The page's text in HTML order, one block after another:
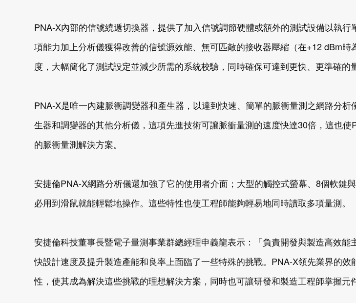
PNA-X內部的信號繞遞切換器，提供了加入信號調節硬體或額外的測試設備以執行
項能力加上分析儀獲得改善的信號源效能、無可匹敵的接收器壓縮（在+12 dBm時
度，大幅簡化了測試設定並減少所需的系統校驗，同時確保可達到更快、更準確的
PNA-X是唯一內建脈衝調變器和產生器，以達到快速、簡單的脈衝量測之網路分析
生器和調變器的其他分析儀，這項先進技術可讓脈衝量測的速度快達30倍，這也使
的脈衝量測解決方案。
安捷倫PNA-X網路分析儀還加強了它的使用者介面；大型的觸控式螢幕、8個軟鍵
必用到滑鼠就能輕鬆地操作。這些特性也使工程師能夠輕易地同時讀取多項量測。
安捷倫科技董事長暨電子量測事業群總經理申義龍表示：「負責開發與製造高效能
快設計速度及提升製造產能和良率上面臨了一些特殊的挑戰。PNA-X領先業界的效
性，使其成為解決這些挑戰的理想解決方案，同時也可讓研發和製造工程師掌握元